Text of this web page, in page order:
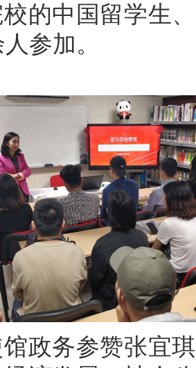
校的中国留学生
参加。
务参赞张宜琪